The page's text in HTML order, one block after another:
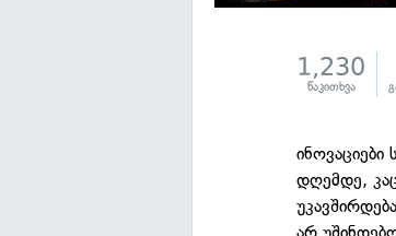
1,230
წაკითხვა
დღემდე,